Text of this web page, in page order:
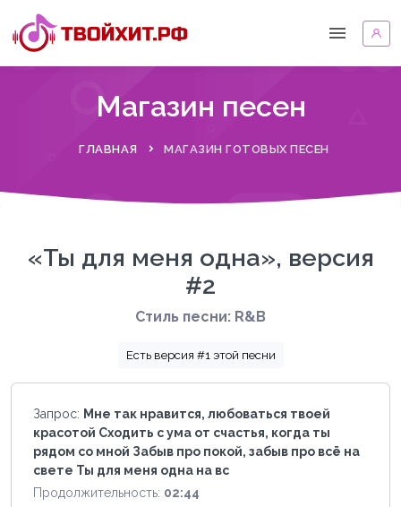
Магазин песен
ГЛАВНАЯ МАГАЗИН ГОТОВЫХ ПЕСЕН
«Ты для меня одна», версия
#2
Стиль песни: R&B
Есть версия #1 этой песни
Запрос: Мне так нравится, любоваться твоей
красотой Сходить с ума от счастья, когда ты
рядом со мной Забыв про покой, забыв про всё на
свете Ты для меня одна на вс
Продолжительность: 02:44